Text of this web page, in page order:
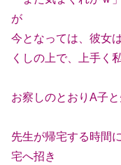
が
今となっては、彼女
くしの上で、上手く
お察しのとおりA子と
先生が帰宅する時間
宅へ招き